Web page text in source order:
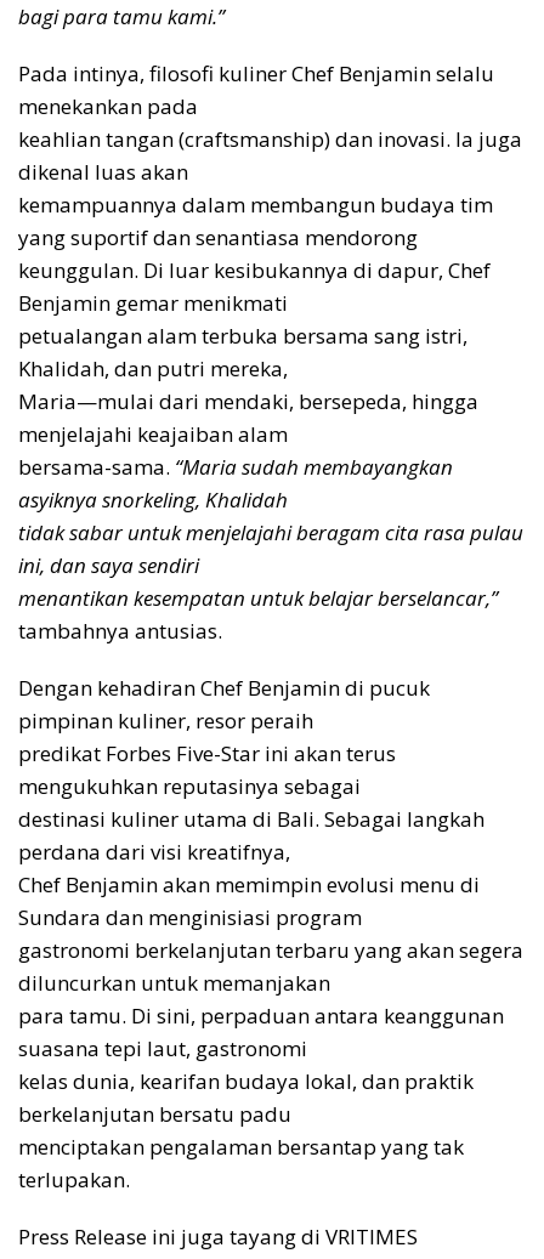
bagi para tamu kami.”
Pada intinya, filosofi kuliner Chef Benjamin selalu
menekankan pada
keahlian tangan (craftsmanship) dan inovasi. Ia juga
dikenal luas akan
kemampuannya dalam membangun budaya tim
yang suportif dan senantiasa mendorong
keunggulan. Di luar kesibukannya di dapur, Chef
Benjamin gemar menikmati
petualangan alam terbuka bersama sang istri,
Khalidah, dan putri mereka,
Maria—mulai dari mendaki, bersepeda, hingga
menjelajahi keajaiban alam
bersama-sama. “Maria sudah membayangkan
asyiknya snorkeling, Khalidah
tidak sabar untuk menjelajahi beragam cita rasa pulau
ini, dan saya sendiri
menantikan kesempatan untuk belajar berselancar,”
tambahnya antusias.
Dengan kehadiran Chef Benjamin di pucuk
pimpinan kuliner, resor peraih
predikat Forbes Five-Star ini akan terus
mengukuhkan reputasinya sebagai
destinasi kuliner utama di Bali. Sebagai langkah
perdana dari visi kreatifnya,
Chef Benjamin akan memimpin evolusi menu di
Sundara dan menginisiasi program
gastronomi berkelanjutan terbaru yang akan segera
diluncurkan untuk memanjakan
para tamu. Di sini, perpaduan antara keanggunan
suasana tepi laut, gastronomi
kelas dunia, kearifan budaya lokal, dan praktik
berkelanjutan bersatu padu
menciptakan pengalaman bersantap yang tak
terlupakan.
Press Release ini juga tayang di VRITIMES